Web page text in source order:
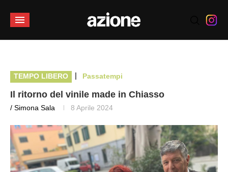
TEMPO LIBERO | Passatempi
Il ritorno del vinile made in Chiasso
/ Simona Sala 8 Aprile 2024